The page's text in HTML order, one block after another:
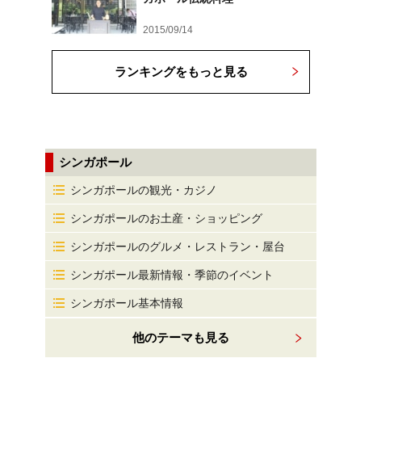
2015/09/14
ランキングをもっと見る
シンガポール
シンガポールの観光・カジノ
シンガポールのお土産・ショッピング
シンガポールのグルメ・レストラン・屋台
シンガポール最新情報・季節のイベント
シンガポール基本情報
他のテーマも見る